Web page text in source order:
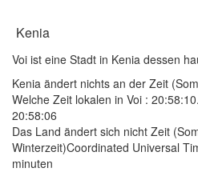
Kenia
Voi ist eine Stadt in Kenia dessen
Kenia ändert nichts an der Zeit
Welche Zeit lokalen in Voi : 20:58:10
20:58:06
Das Land ändert sich nicht Zeit
Winterzeit)Coordinated Universal
minuten